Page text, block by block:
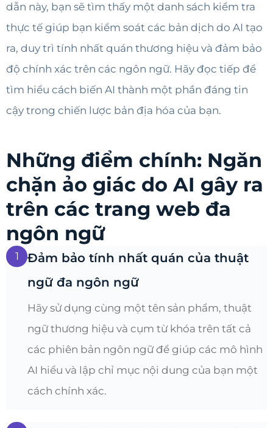
dẫn này, bạn sẽ tìm thấy một danh sách kiểm tra
thực tế giúp bạn kiểm soát các bản dịch do AI tạo
ra, duy trì tính nhất quán thương hiệu và đảm bảo
độ chính xác trên các ngôn ngữ. Hãy đọc tiếp để
tìm hiểu cách biến AI thành một phần đáng tin
cậy trong chiến lược bản địa hóa của bạn.
Những điểm chính: Ngăn
chặn ảo giác do AI gây ra
trên các trang web đa
ngôn ngữ
1
Đảm bảo tính nhất quán của thuật
ngữ đa ngôn ngữ
Hãy sử dụng cùng một tên sản phẩm, thuật
ngữ thương hiệu và cụm từ khóa trên tất cả
các phiên bản ngôn ngữ để giúp các mô hình
AI hiểu và lập chỉ mục nội dung của bạn một
cách chính xác.